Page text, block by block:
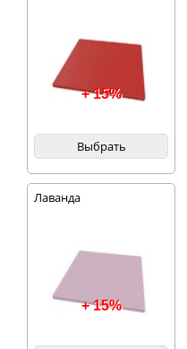
+ 15%
Выбрать
Лаванда
+ 15%